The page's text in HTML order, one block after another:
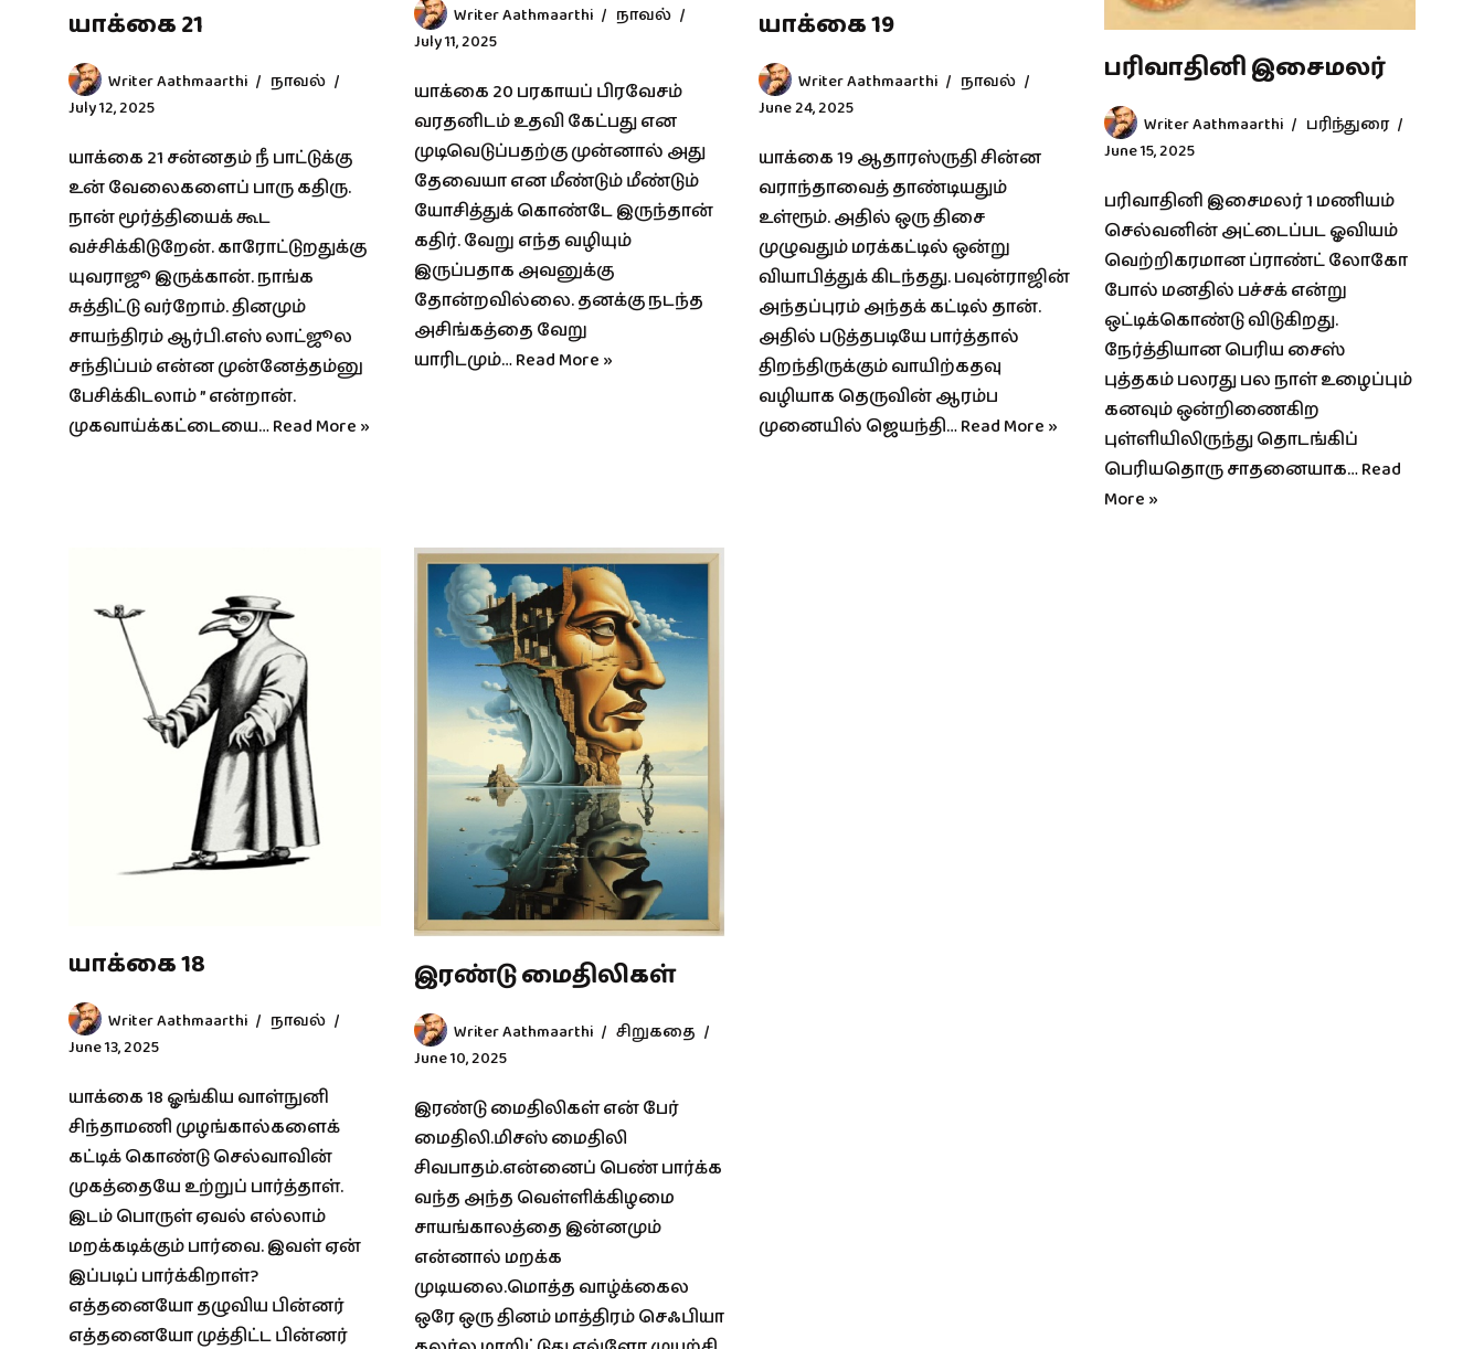
யாக்கை 21
Writer Aathmaarthi
நாவல்
July 12, 2025
யாக்கை 21 சன்னதம் நீ பாட்டுக்கு
உன் வேலைகளைப் பாரு கதிரு.
நான் மூர்த்தியைக் கூட
வச்சிக்கிடுறேன். காரோட்டுறதுக்கு
யுவராஜூ இருக்கான். நாங்க
சுத்திட்டு வர்றோம். தினமும்
சாயந்திரம் ஆர்பி.எஸ் லாட்ஜூல
சந்திப்பம் என்ன முன்னேத்தம்னு
பேசிக்கிடலாம் ” என்றான்.
முகவாய்க்கட்டையை…Read More »
Writer Aathmaarthi
நாவல்
July 11, 2025
யாக்கை 20 பரகாயப் பிரவேசம்
வரதனிடம் உதவி கேட்பது என
முடிவெடுப்பதற்கு முன்னால் அது
தேவையா என மீண்டும் மீண்டும்
யோசித்துக் கொண்டே இருந்தான்
கதிர். வேறு எந்த வழியும்
இருப்பதாக அவனுக்கு
தோன்றவில்லை. தனக்கு நடந்த
அசிங்கத்தை வேறு
யாரிடமும்…Read More »
யாக்கை 19
Writer Aathmaarthi
நாவல்
June 24, 2025
யாக்கை 19 ஆதாரஸ்ருதி சின்ன
வராந்தாவைத் தாண்டியதும்
உள்ரூம். அதில் ஒரு திசை
முழுவதும் மரக்கட்டில் ஒன்று
வியாபித்துக் கிடந்தது. பவுன்ராஜின்
அந்தப்புரம் அந்தக் கட்டில் தான்.
அதில் படுத்தபடியே பார்த்தால்
திறந்திருக்கும் வாயிற்கதவு
வழியாக தெருவின் ஆரம்ப
முனையில் ஜெயந்தி…Read More »
பரிவாதினி இசைமலர்
Writer Aathmaarthi
பரிந்துரை
June 15, 2025
பரிவாதினி இசைமலர் 1 மணியம்
செல்வனின் அட்டைப்பட ஓவியம்
வெற்றிகரமான ப்ராண்ட் லோகோ
போல் மனதில் பச்சக் என்று
ஒட்டிக்கொண்டு விடுகிறது.
நேர்த்தியான பெரிய சைஸ்
புத்தகம் பலரது பல நாள் உழைப்பும்
கனவும் ஒன்றிணைகிற
புள்ளியிலிருந்து தொடங்கிப்
பெரியதொரு சாதனையாக…Read
More »
யாக்கை 18
Writer Aathmaarthi
நாவல்
June 13, 2025
யாக்கை 18 ஓங்கிய வாள்நுனி
சிந்தாமணி முழங்கால்களைக்
கட்டிக் கொண்டு செல்வாவின்
முகத்தையே உற்றுப் பார்த்தாள்.
இடம் பொருள் ஏவல் எல்லாம்
மறக்கடிக்கும் பார்வை. இவள் ஏன்
இப்படிப் பார்க்கிறாள்?
எத்தனையோ தழுவிய பின்னர்
எத்தனையோ முத்திட்ட பின்னர்
இரண்டு மைதிலிகள்
Writer Aathmaarthi
சிறுகதை
June 10, 2025
இரண்டு மைதிலிகள் என் பேர்
மைதிலி.மிசஸ் மைதிலி
சிவபாதம்.என்னைப் பெண் பார்க்க
வந்த அந்த வெள்ளிக்கிழமை
சாயங்காலத்தை இன்னமும்
என்னால் மறக்க
முடியலை.மொத்த வாழ்க்கைல
ஒரே ஒரு தினம் மாத்திரம் செஃபியா